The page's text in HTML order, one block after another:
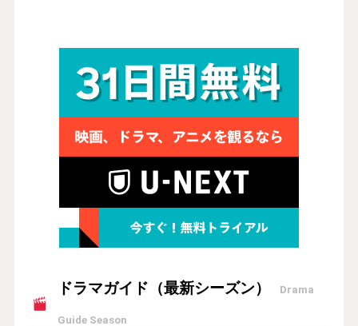
ドラマガイド（最新シーズン） Drama
Guide Season